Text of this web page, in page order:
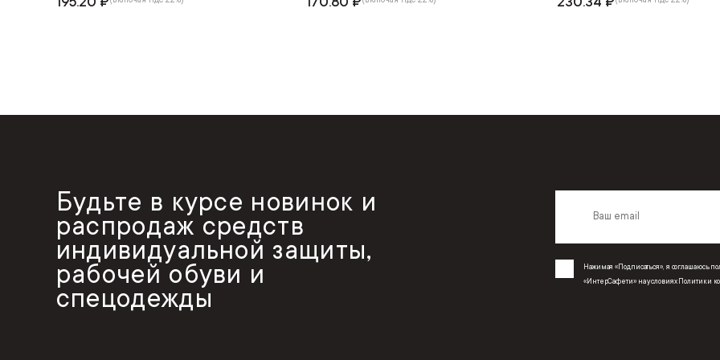
Будьте в курсе новинок и
распродаж средств
индивидуальной защиты,
рабочей обуви и
спецодежды
Нажимая «Подписаться», я соглашаюсь
«ИнтерСафети» на условиях Политики